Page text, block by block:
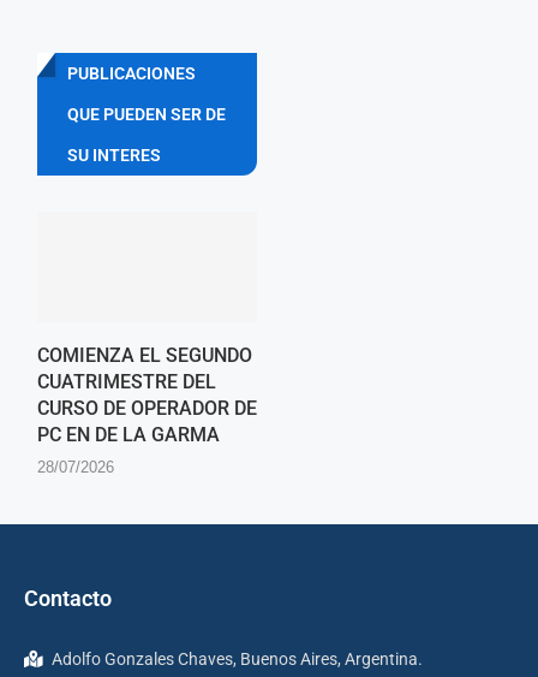
PUBLICACIONES
QUE PUEDEN SER DE
SU INTERES
COMIENZA EL SEGUNDO
CUATRIMESTRE DEL
CURSO DE OPERADOR DE
PC EN DE LA GARMA
28/07/2026
Contacto
Adolfo Gonzales Chaves, Buenos Aires, Argentina.